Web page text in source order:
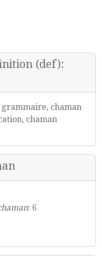
(def):
grammaire, chaman
chaman
: 6